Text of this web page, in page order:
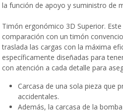
la función de apoyo y suministro de
Timón ergonómico 3D Superior.
comparación con un timón
traslada las cargas con la máxima
específicamente diseñadas para
con atención a cada detalle para
Carcasa de una sola pieza que
accidentales.
Además, la carcasa de la